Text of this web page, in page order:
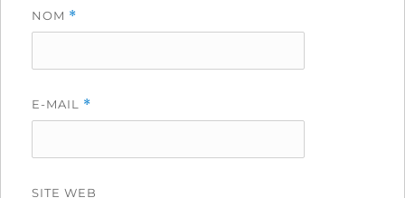
NOM *
E-MAIL *
SITE WEB